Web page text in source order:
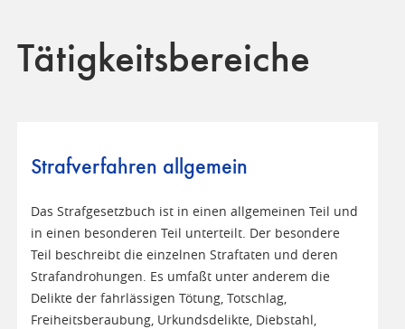
Tätigkeitsbereiche
Strafverfahren allgemein
Das Strafgesetzbuch ist in einen allgemeinen Teil und
in einen besonderen Teil unterteilt. Der besondere
Teil beschreibt die einzelnen Straftaten und deren
Strafandrohungen. Es umfaßt unter anderem die
Delikte der fahrlässigen Tötung, Totschlag,
Freiheitsberaubung, Urkundsdelikte, Diebstahl,